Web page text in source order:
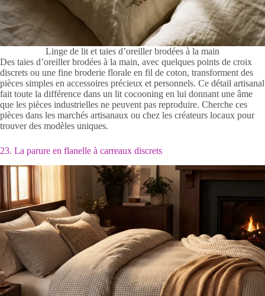
Linge de lit et taies d’oreiller brodées à la main
Des taies d’oreiller brodées à la main, avec quelques points de croix
discrets ou une fine broderie florale en fil de coton, transforment des
pièces simples en accessoires précieux et personnels. Ce détail artisanal
fait toute la différence dans un lit cocooning en lui donnant une âme
que les pièces industrielles ne peuvent pas reproduire. Cherche ces
pièces dans les marchés artisanaux ou chez les créateurs locaux pour
trouver des modèles uniques.
23. La parure en flanelle à carreaux discrets